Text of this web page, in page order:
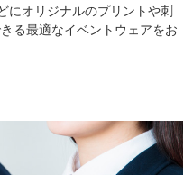
にオリジナルのプリントや刺
る最適なイベントウェアをお